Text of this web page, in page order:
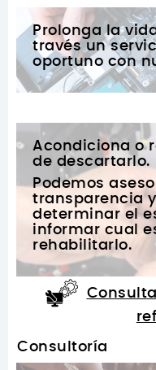
Prolonga la
través un
oportuno con
Acondiciona o
de descartarlo.
Podemos
transparencia
determinar el
informar cual
rehabilitarlo.
Consultoría